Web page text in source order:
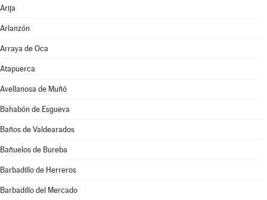
Arija
Arlanzón
Arraya de Oca
Atapuerca
Avellanosa de Muñó
Bahabón de Esgueva
Baños de Valdearados
Bañuelos de Bureba
Barbadillo de Herreros
Barbadillo del Mercado